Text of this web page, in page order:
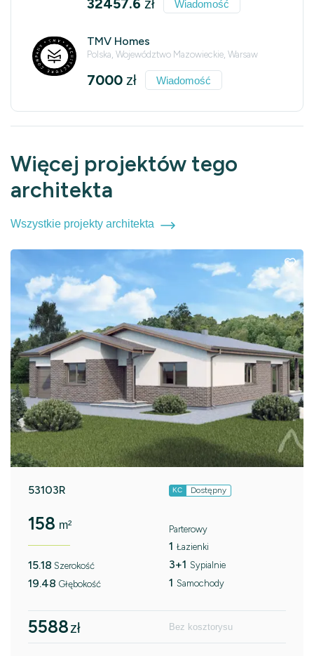
32457.6 zł Wiadomość
TMV Homes
Polska, Województwo Mazowieckie, Warsaw
7000 zł Wiadomość
Więcej projektów tego
architekta
Wszystkie projekty architekta
53103R KC Dostępny
158 m²
15.18 Szerokość
19.48 Głębokość
Parterowy
1 Łazienki
3+1 Sypialnie
1 Samochody
5588zł Bez kosztorysu